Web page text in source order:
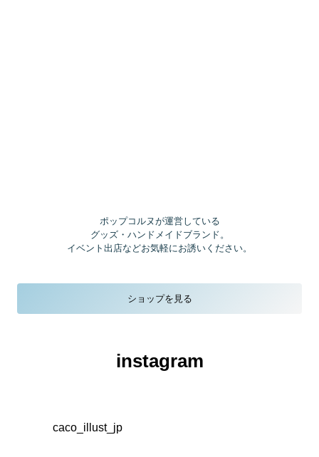
ポップコルヌが運営している
グッズ・ハンドメイドブランド。
イベント出店などお気軽にお誘いください。
ショップを見る
instagram
caco_illust_jp